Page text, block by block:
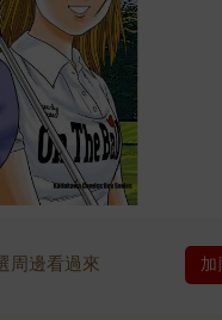
周邊看過來 加